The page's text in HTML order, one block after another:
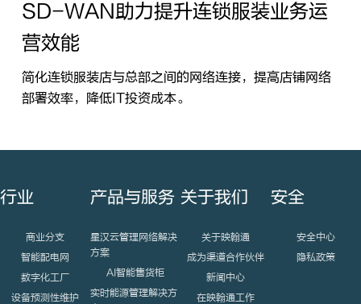
SD-WAN助力提升连锁服装业务运
营效能
简化连锁服装店与总部之间的网络连接，提高店铺网络
部署效率，降低IT投资成本。
行业
商业分支
智能配电网
数字化工厂
设备预测性维护
产品与服务
星汉云管理网络解决
方案
AI智能售货柜
实时能源管理解决方
关于我们
关于映翰通
成为渠道合作伙伴
新闻中心
在映翰通工作
安全
安全中心
隐私政策